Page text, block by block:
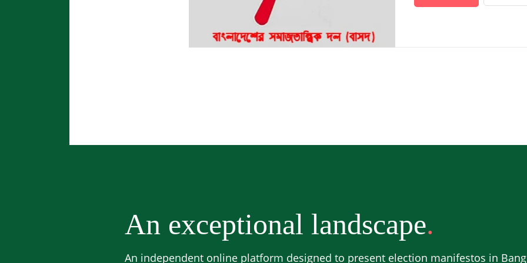
An exceptional landscape
An independent online platform designed to present election manifestos in